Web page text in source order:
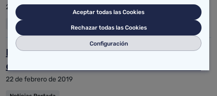
22 de febrero de 2019
Noticias Portada
La Consejería de Sanidad amplía y reforma
el consultorio médico de Casar de Periedo
22 de febrero de 2019
Aceptar todas las Cookies
Rechazar todas las Cookies
Configuración